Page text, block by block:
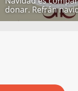
donar. Refrán